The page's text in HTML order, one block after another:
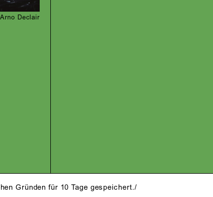
Gründen für 10 Tage gespeichert./
Declair